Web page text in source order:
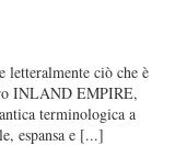
letteralmente ciò che è
INLAND EMPIRE,
terminologica a
espansa e [...]